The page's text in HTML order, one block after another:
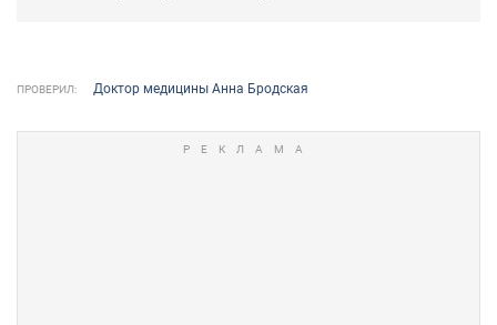
ПРОВЕРИЛ: Доктор медицины Анна Бродская